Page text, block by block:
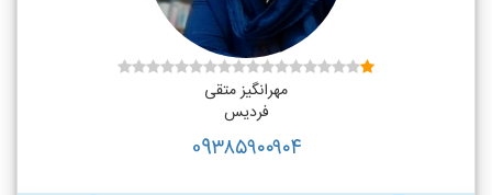
مهرانگیز متقی
فردیس
09۳۸۵۹۰۰۹۰۴